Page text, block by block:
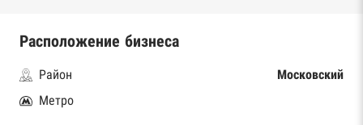
Расположение бизнеса
Район
Московский
Метро